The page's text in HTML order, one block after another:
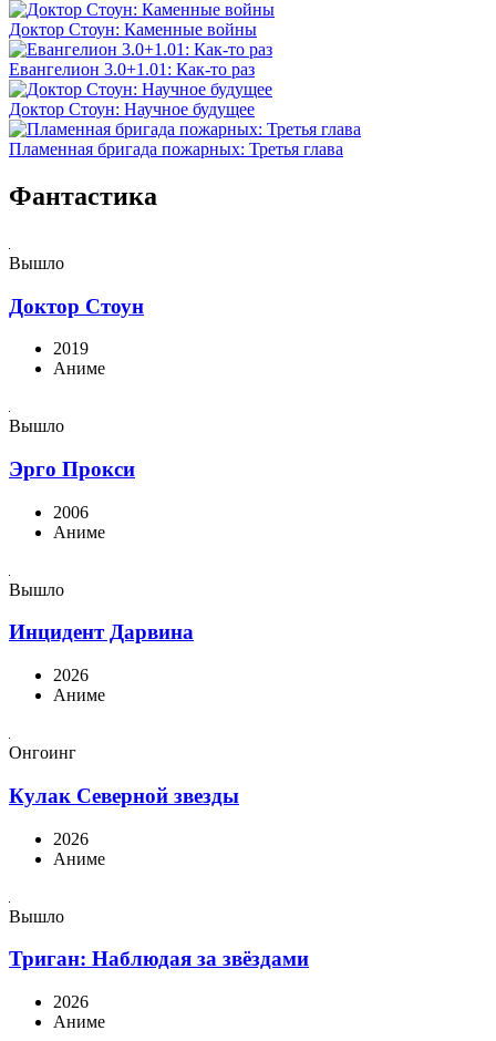
Доктор Стоун: Каменные войны
Евангелион 3.0+1.01: Как-то раз
Доктор Стоун: Научное будущее
Пламенная бригада пожарных: Третья глава
Фантастика
Вышло
Доктор Стоун
2019
Аниме
Вышло
Эрго Прокси
2006
Аниме
Вышло
Инцидент Дарвина
2026
Аниме
Онгоинг
Кулак Северной звезды
2026
Аниме
Вышло
Триган: Наблюдая за звёздами
2026
Аниме